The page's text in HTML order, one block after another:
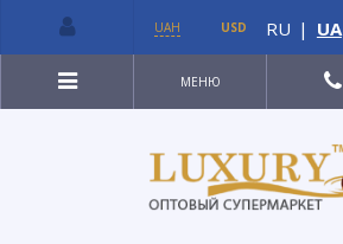
МЕНЮ
UAH USD RU | UA